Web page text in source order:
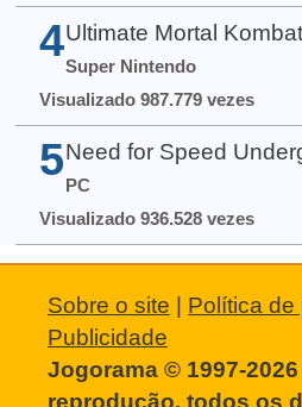
4 Ultimate Mortal
Super Nintendo
Visualizado 987.779 vezes
5 Need for Speed
PC
Visualizado 936.528 vezes
Sobre o site | Política de
Publicidade
Jogorama © 1997-
reprodução, todos os